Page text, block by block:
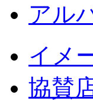
アル
イメ
協賛